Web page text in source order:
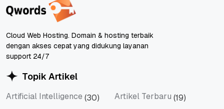
Cloud Web Hosting. Domain & hosting terbaik
dengan akses cepat yang didukung layanan
support 24/7
Topik Artikel
Artificial Intelligence (30) Artikel Terbaru (19)